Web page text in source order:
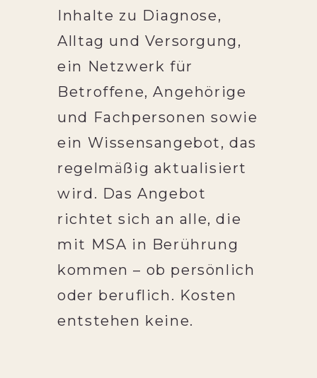
Inhalte zu Diagnose,
Alltag und Versorgung,
ein Netzwerk für
Betroffene, Angehörige
und Fachpersonen sowie
ein Wissensangebot, das
regelmäßig aktualisiert
wird. Das Angebot
richtet sich an alle, die
mit MSA in Berührung
kommen – ob persönlich
oder beruflich. Kosten
entstehen keine.